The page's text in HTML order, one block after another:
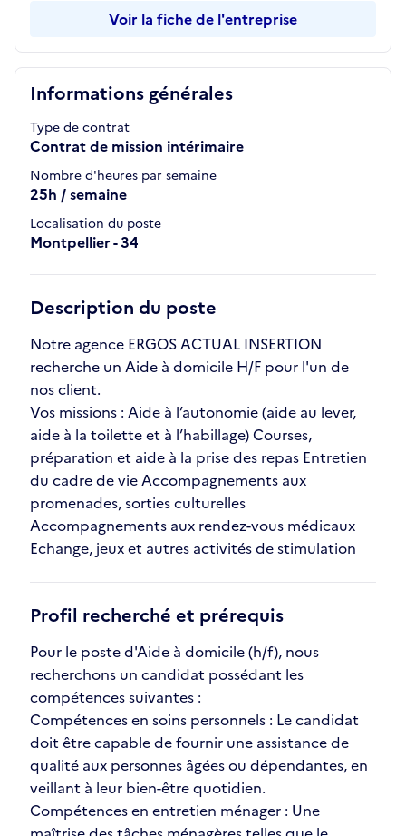
Informations générales
Type de contrat
Contrat de mission intérimaire
Nombre d'heures par semaine
25h / semaine
Localisation du poste
Montpellier - 34
Description du poste
Notre agence ERGOS ACTUAL INSERTION
recherche un Aide à domicile H/F pour l'un de
nos client.
Vos missions : Aide à l’autonomie (aide au lever,
aide à la toilette et à l’habillage) Courses,
préparation et aide à la prise des repas Entretien
du cadre de vie Accompagnements aux
promenades, sorties culturelles
Accompagnements aux rendez-vous médicaux
Echange, jeux et autres activités de stimulation
Profil recherché et prérequis
Pour le poste d'Aide à domicile (h/f), nous
recherchons un candidat possédant les
compétences suivantes :
Compétences en soins personnels : Le candidat
doit être capable de fournir une assistance de
qualité aux personnes âgées ou dépendantes, en
veillant à leur bien-être quotidien.
Compétences en entretien ménager : Une
Voir la fiche de l'entreprise